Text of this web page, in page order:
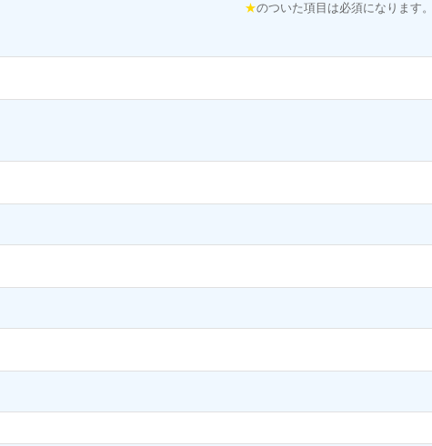
★のついた項目は必須になります。